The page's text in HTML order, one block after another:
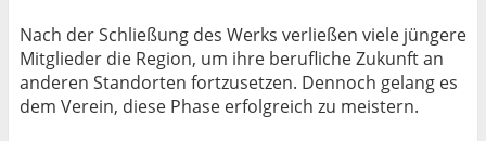
Nach der Schließung des Werks verließen viele jüngere
Mitglieder die Region, um ihre berufliche Zukunft an
anderen Standorten fortzusetzen. Dennoch gelang es
dem Verein, diese Phase erfolgreich zu meistern.